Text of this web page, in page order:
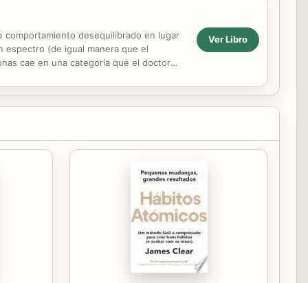
comportamiento desequilibrado en lugar
espectro (de igual manera que el
cae en una categoría que el doctor
Ver Libro